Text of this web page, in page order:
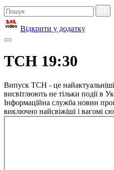
Відкрити у додатку
ТСН 19:30
Випуск ТСН - це найактуальніші
висвітлюють не тільки події в
Інформаційна служба новин
виключно найсвіжіші і вагомі